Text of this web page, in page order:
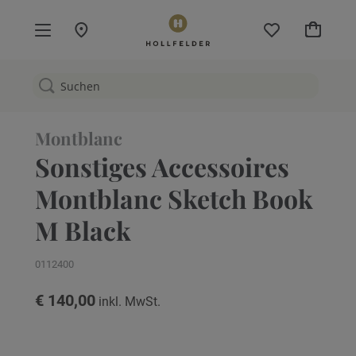
Mein
Montblanc
Sonstiges Accessoires
Montblanc Sketch Book
M Black
0112400
€ 140,00